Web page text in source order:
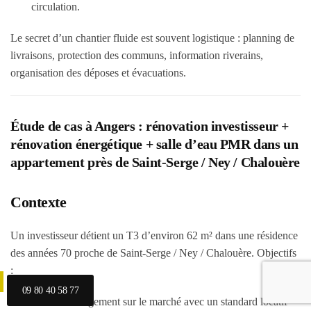
circulation.
Le secret d’un chantier fluide est souvent logistique : planning de
livraisons, protection des communs, information riverains,
organisation des déposes et évacuations.
Étude de cas à Angers : rénovation investisseur +
rénovation énergétique + salle d’eau PMR dans un
appartement près de Saint-Serge / Ney / Chalouère
Contexte
Un investisseur détient un T3 d’environ 62 m² dans une résidence
des années 70 proche de Saint-Serge / Ney / Chalouère. Objectifs
:
remettre le logement sur le marché avec un standard locatif
09 80 40 58 77